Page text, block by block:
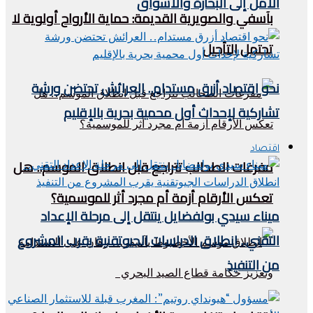
بآسفي والصويرية القديمة: حماية الأرواح أولوية لا
تحتمل التأجيل
مفرغات الطحالب تتراجع قبل انطلاق الموسم.. هل
تعكس الأرقام أزمة أم مجرد أثر للموسمية؟
نحو اقتصاد أزرق مستدام.. العرائش تحتضن ورشة
تشاركية لإحداث أول محمية بحرية بالإقليم
اقتصاد
ميناء سيدي بولفضايل ينتقل إلى مرحلة الإعداد
التقني.. انطلاق الدراسات الجيوتقنية يقرب المشروع
من التنفيذ